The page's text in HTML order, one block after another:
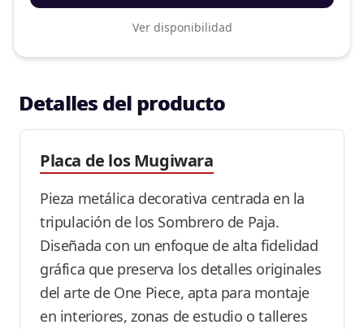
Ver disponibilidad
Detalles del producto
Placa de los Mugiwara
Pieza metálica decorativa centrada en la
tripulación de los Sombrero de Paja.
Diseñada con un enfoque de alta fidelidad
gráfica que preserva los detalles originales
del arte de One Piece, apta para montaje
en interiores, zonas de estudio o talleres